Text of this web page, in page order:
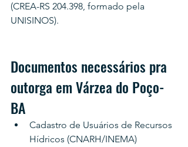
(CREA-RS 204.398, formado pela
UNISINOS).
Documentos necessários pra
outorga em Várzea do Poço-
BA
Cadastro de Usuários de Recursos
Hídricos (CNARH/INEMA)